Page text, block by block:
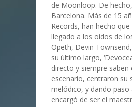
de Moonloop. De
Barcelona. Más de 15
Records, han hecho
llegado a los oídos de
Opeth, Devin
su último largo,
directo y siempre
escenario, centraron
melódico, y dando paso
encargó de ser el